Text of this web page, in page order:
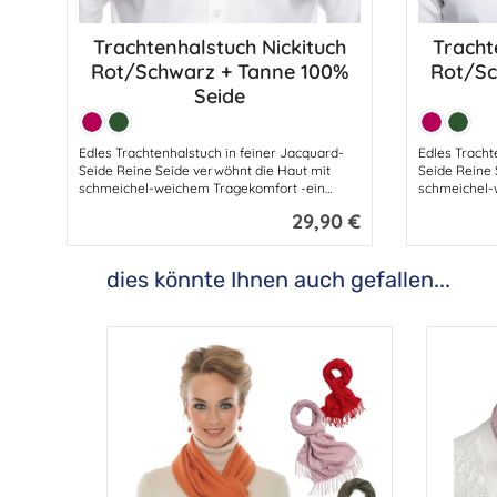
Produkt Anzahl: Gib den
Trachtenhalstuch Nickituch
Rot/Schwarz + Tanne 100%
Seide
Farbe:
Karminrot
Tanne
Edles Trachtenhalstuch in feiner Jacquard-
Seide Reine Seide verwöhnt die Haut mit
schmeichel-weichem Tragekomfort -ein
cm100% SeideFarben: Dunkelrot +
Regulärer Preis:
29,90 €
Rot/
Farbe:
Karminrot
Tanne
Edles
Seide
cm100%
Produktgalerie überspringen
dies könnte Ihnen auch gefallen...